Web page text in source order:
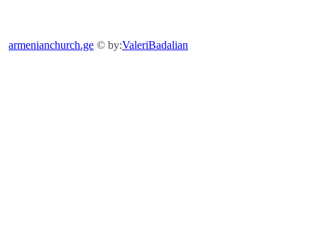
armenianchurch.ge © by:ValeriBadalian